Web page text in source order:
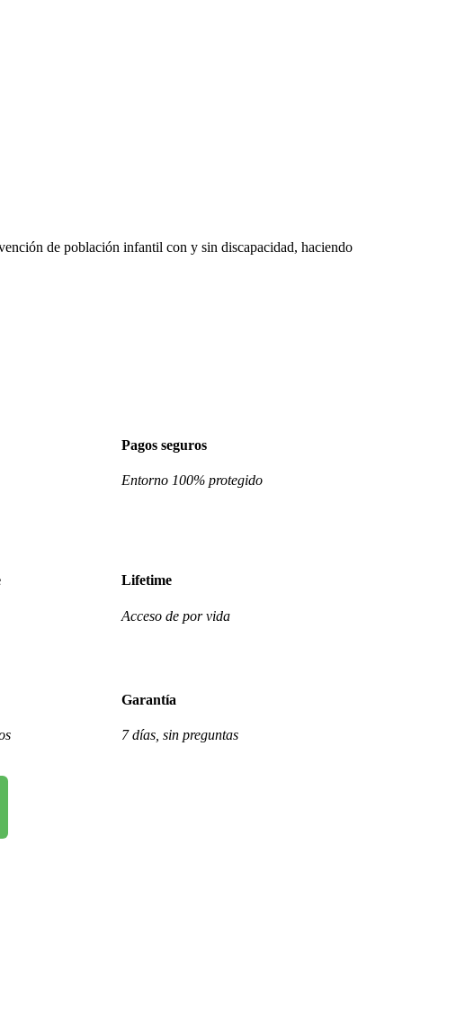
de población infantil con y sin discapacidad, haciendo
Pagos seguros
Entorno 100% protegido
Lifetime
Acceso de por vida
Garantía
7 días, sin preguntas